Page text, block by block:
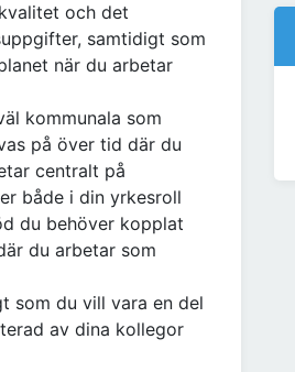
och det
samtidigt som
när du arbetar
kommunala som
på över tid där du
centralt på
både i din yrkesroll
du behöver kopplat
du arbetar som
som du vill vara en del
av dina kollegor